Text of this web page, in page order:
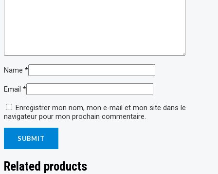
Name *
Email *
Enregistrer mon nom, mon e-mail et mon site dans le
navigateur pour mon prochain commentaire.
Related products